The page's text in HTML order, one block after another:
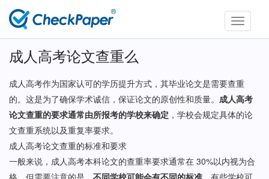
Toggle
成人高考论文查重么
成人高考作为国家认可的学历提升方式，其毕业论文是需要查重
的。这是为了确保学术诚信，保证论文的原创性和质量。 成人高考
论文查重的要求通常由所报考的学校来确定 ，学校会规定具体的论
文查重系统以及重复率要求。
成人高考论文查重的标准和要求
一般来说，成人高考本科论文的查重率要求通常在 30%以内视为合
格。但需要注意的是， 不同学校可能会有不同的标准 ，有些学校可